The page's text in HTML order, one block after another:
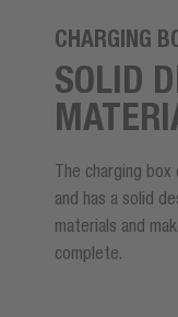
CHARGING
SOLID
The charging
and has a solid
materials and
complete.